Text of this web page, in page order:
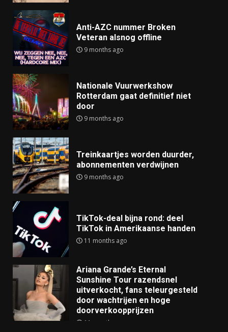
Anti-AZC nummer Broken
Veteran alsnog offline
9 months ago
Nationale Vuurwerkshow
Rotterdam gaat definitief niet
door
9 months ago
Treinkaartjes worden duurder,
abonnementen verdwijnen
9 months ago
TikTok-deal bijna rond: deel
TikTok in Amerikaanse handen
11 months ago
Ariana Grande’s Eternal
Sunshine Tour razendsnel
uitverkocht, fans teleurgesteld
door wachtrijen en hoge
doorverkoopprijzen
11 months ago